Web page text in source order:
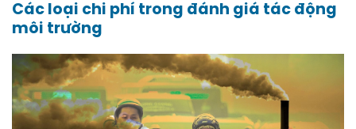
Các loại chi phí trong đánh giá tác động
môi trường